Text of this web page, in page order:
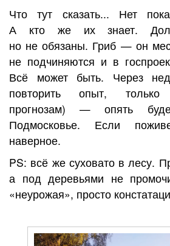
Что тут сказать... Нет
А кто же их знает.
но не обязаны. Гриб — он
не подчиняются и в
Всё может быть. Через
повторить опыт,
прогнозам) — опять
Подмосковье. Если
наверное.
PS: всё же суховато в лесу.
а под деревьями не
«неурожая», просто